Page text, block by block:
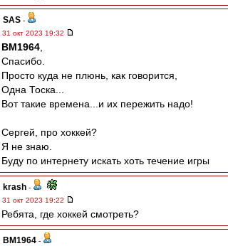
SAS -
31 окт 2023 19:32
BM1964
Спасибо.
Просто куда не плюнь, как говорится,
Одна Тоска...
Вот такие времена...и их пережить надо!
Сергей, про хоккей?
Я не знаю.
Буду по интернету искать хоть течение игры
krash -
31 окт 2023 19:22
Ребята, где хоккей смотреть?
BM1964 -